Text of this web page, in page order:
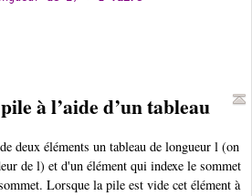
à l’aide d’un tableau
deux éléments un tableau de longueur l (on
de l) et d'un élément qui indexe le sommet
Lorsque la pile est vide cet élément à